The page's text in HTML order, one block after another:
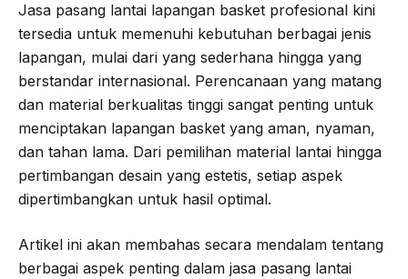
Jasa pasang lantai lapangan basket profesional kini
tersedia untuk memenuhi kebutuhan berbagai jenis
lapangan, mulai dari yang sederhana hingga yang
berstandar internasional. Perencanaan yang matang
dan material berkualitas tinggi sangat penting untuk
menciptakan lapangan basket yang aman, nyaman,
dan tahan lama. Dari pemilihan material lantai hingga
pertimbangan desain yang estetis, setiap aspek
dipertimbangkan untuk hasil optimal.
Artikel ini akan membahas secara mendalam tentang
berbagai aspek penting dalam jasa pasang lantai